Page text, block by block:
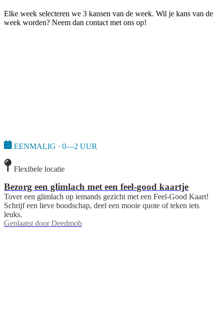
Elke week selecteren we 3 kansen van de week. Wil je kans van de
week worden? Neem dan contact met ons op!
EENMALIG · 0—2 UUR
Flexibele locatie
Bezorg een glimlach met een feel-good kaartje
Tover een glimlach op iemands gezicht met een Feel-Good Kaart!
Schrijf een lieve boodschap, deel een mooie quote of teken iets
leuks.
Geplaatst door Deedmob